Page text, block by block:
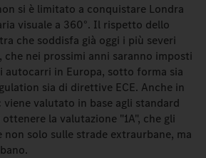
si è limitato a conquistare Londra
visuale a 360°. Il rispetto dello
che soddisfa già oggi i più severi
che nei prossimi anni saranno imposti
in Europa, sotto forma sia
sia di direttive ECE. Anche in
valutato in base agli standard
la valutazione "1A", che gli
solo sulle strade extraurbane, ma